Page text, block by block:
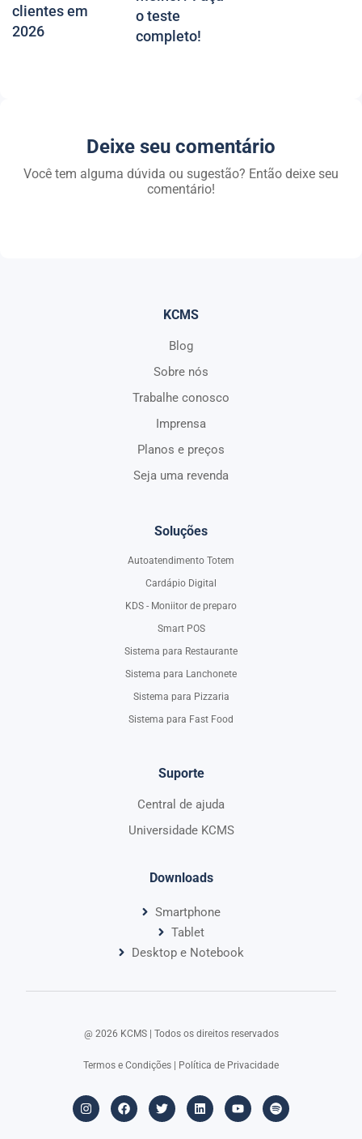
clientes em
2026
o teste
completo!
Deixe seu comentário
Você tem alguma dúvida ou sugestão? Então deixe seu
comentário!
KCMS
Blog
Sobre nós
Trabalhe conosco
Imprensa
Planos e preços
Seja uma revenda
Soluções
Autoatendimento Totem
Cardápio Digital
KDS - Moniitor de preparo
Smart POS
Sistema para Restaurante
Sistema para Lanchonete
Sistema para Pizzaria
Sistema para Fast Food
Suporte
Central de ajuda
Universidade KCMS
Downloads
Smartphone
Tablet
Desktop e Notebook
@ 2026 KCMS | Todos os direitos reservados​
Termos e Condições Política de Privacidade